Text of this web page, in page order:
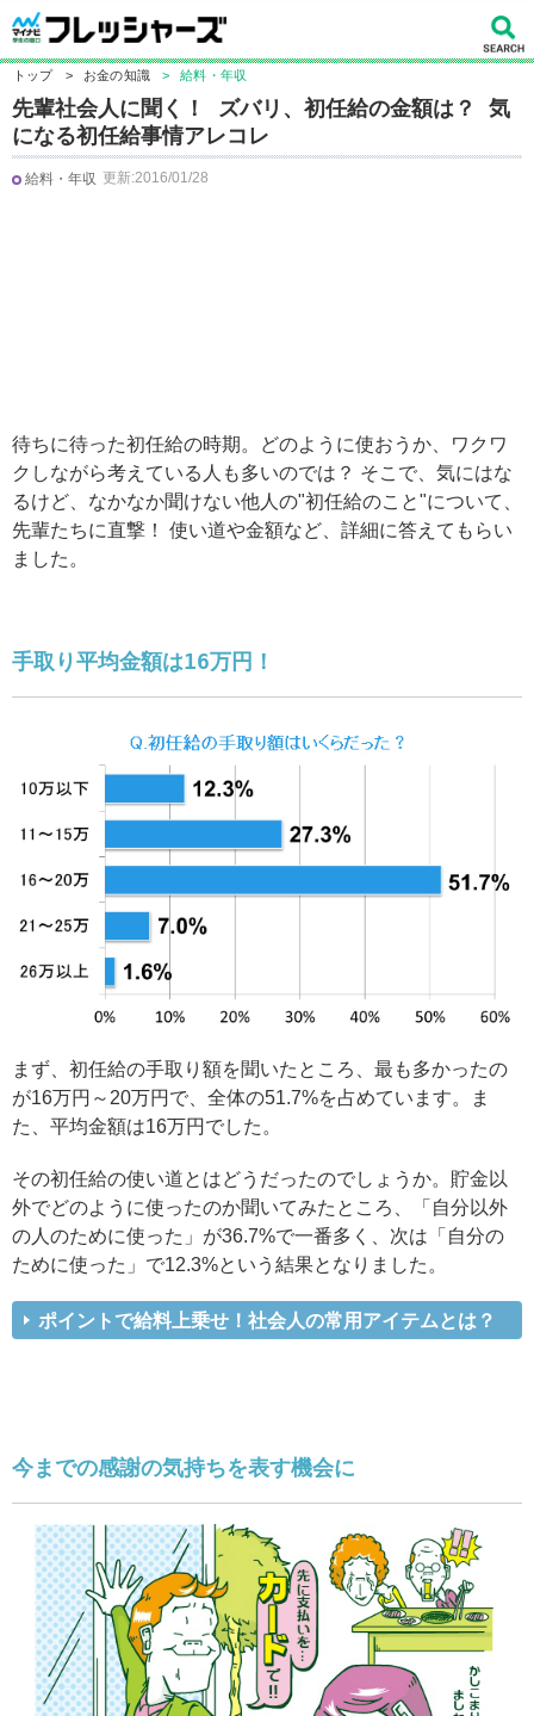
トップ > お金の知識 > 給料・年収
先輩社会人に聞く！ ズバリ、初任給の金額は？ 気
になる初任給事情アレコレ
給料・年収 更新:2016/01/28
待ちに待った初任給の時期。どのように使おうか、ワクワ
クしながら考えている人も多いのでは？ そこで、気にはな
るけど、なかなか聞けない他人の"初任給のこと"について、
先輩たちに直撃！ 使い道や金額など、詳細に答えてもらい
ました。
手取り平均金額は16万円！
まず、初任給の手取り額を聞いたところ、最も多かったの
が16万円～20万円で、全体の51.7%を占めています。ま
た、平均金額は16万円でした。
その初任給の使い道とはどうだったのでしょうか。貯金以
外でどのように使ったのか聞いてみたところ、「自分以外
の人のために使った」が36.7%で一番多く、次は「自分の
ために使った」で12.3%という結果となりました。
ポイントで給料上乗せ！社会人の常用アイテムとは？
今までの感謝の気持ちを表す機会に